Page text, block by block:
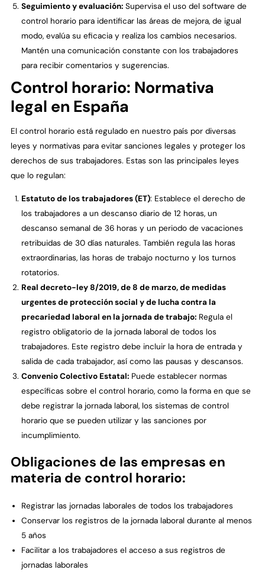
Seguimiento y evaluación: Supervisa el uso del software de
control horario para identificar las áreas de mejora, de igual
modo, evalúa su eficacia y realiza los cambios necesarios.
Mantén una comunicación constante con los trabajadores
para recibir comentarios y sugerencias.
Control horario: Normativa
legal en España
El control horario está regulado en nuestro país por diversas
leyes y normativas para evitar sanciones legales y proteger los
derechos de sus trabajadores. Estas son las principales leyes
que lo regulan:
Estatuto de los trabajadores (ET): Establece el derecho de
los trabajadores a un descanso diario de 12 horas, un
descanso semanal de 36 horas y un periodo de vacaciones
retribuidas de 30 días naturales. También regula las horas
extraordinarias, las horas de trabajo nocturno y los turnos
rotatorios.
Real decreto-ley 8/2019, de 8 de marzo, de medidas
urgentes de protección social y de lucha contra la
precariedad laboral en la jornada de trabajo: Regula el
registro obligatorio de la jornada laboral de todos los
trabajadores. Este registro debe incluir la hora de entrada y
salida de cada trabajador, así como las pausas y descansos.
Convenio Colectivo Estatal: Puede establecer normas
específicas sobre el control horario, como la forma en que se
debe registrar la jornada laboral, los sistemas de control
horario que se pueden utilizar y las sanciones por
incumplimiento.
Obligaciones de las empresas en
materia de control horario:
Registrar las jornadas laborales de todos los trabajadores
Conservar los registros de la jornada laboral durante al menos
5 años
Facilitar a los trabajadores el acceso a sus registros de
jornadas laborales